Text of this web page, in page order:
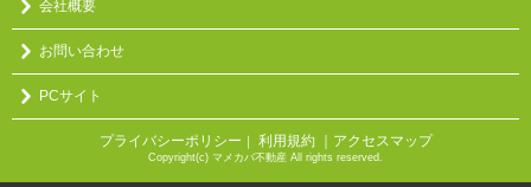
会社概要
お問い合わせ
PCサイト
プライバシーポリシー 利用規約 ｜アクセスマップ
Copyright(c) マメカバ不動産 All rights reserved.